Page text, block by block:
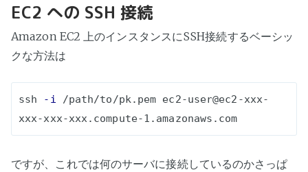
EC2 への SSH 接続
Amazon EC2 上のインスタンスにSSH接続するベーシッ
クな方法は
ssh -i /path/to/pk.pem ec2-user@ec2-xxx-
xxx-xxx-xxx.compute-1.amazonaws.com
ですが、これでは何のサーバに接続しているのかさっぱ